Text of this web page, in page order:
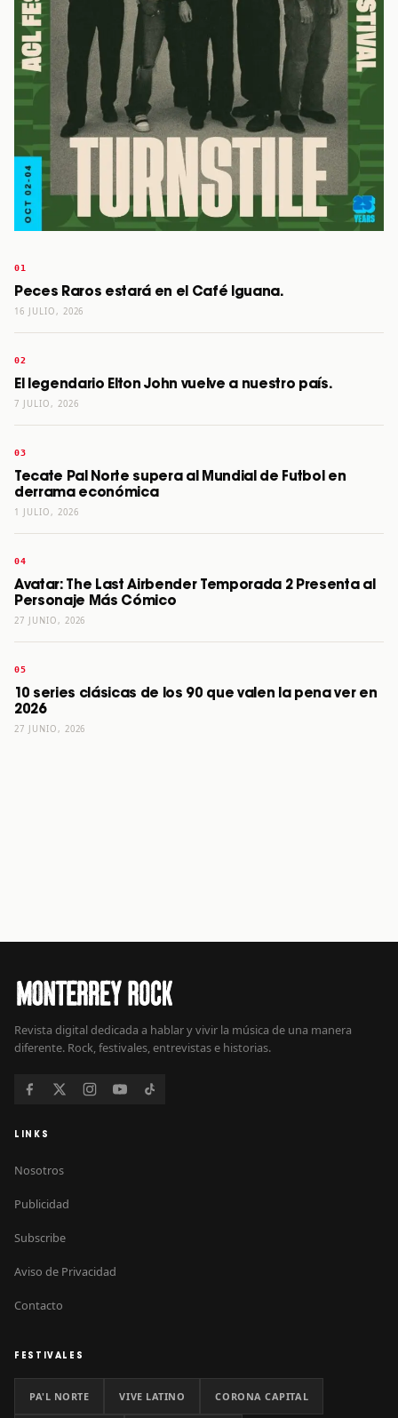
Peces Raros estará en el Café Iguana.
16 JULIO, 2026
El legendario Elton John vuelve a nuestro país.
7 JULIO, 2026
Tecate Pal Norte supera al Mundial de Futbol en
derrama económica
1 JULIO, 2026
Avatar: The Last Airbender Temporada 2 Presenta al
Personaje Más Cómico
27 JUNIO, 2026
10 series clásicas de los 90 que valen la pena ver en
2026
27 JUNIO, 2026
Revista digital dedicada a hablar y vivir la música de una manera
diferente. Rock, festivales, entrevistas e historias.
LINKS
Nosotros
Publicidad
Subscribe
Aviso de Privacidad
Contacto
FESTIVALES
PA'L NORTE VIVE LATINO CORONA CAPITAL